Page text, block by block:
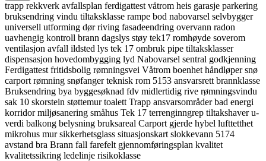
trapp rekkverk avfallsplan ferdigattest våtrom heis garasje parkering
bruksendring vindu tiltaksklasse rampe bod nabovarsel selvbygger
universell utforming dørriving fasadeendring overvann radon
uavhengig kontroll brann dagslys støy tek17 romhøyde soverom
ventilasjon avfall ildsted lys tek 17 ombruk pipe tiltaksklasser
dispensasjon hovedombygging lyd Nabovarsel sentral godkjenning
Ferdigattest fritidsbolig rømningsvei Våtrom boenhet håndløpersnø
carport rømning snøfangerteknisk rom 5153 ansvarsrett brannklasse
Bruksendring bya byggesøknad fdv midlertidig rive rømningsvindu
sak 10 skorstein støttemurtoalett Trapp ansvarsområderbad energi
korridormiljøsanering småhus Tek 17 terrenginngrep tiltakshaveru-
verdi balkong belysning bruksareal Carport gjerde hybel lufttetthet
mikrohus mursikkerhetsglass situasjonskart slokkevann 5174
avstand bra Brann fall farefelt gjennomføringsplan kvalitet
kvalitetssikring ledelinje risikoklasse